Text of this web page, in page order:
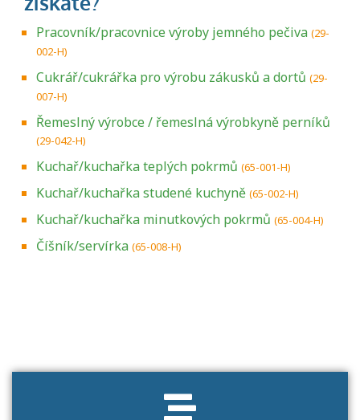
Pracovník/pracovnice výroby jemného pečiva (29-
002-H)
Cukrář/cukrářka pro výrobu zákusků a dortů (29-
007-H)
Řemeslný výrobce / řemeslná výrobkyně perníků
(29-042-H)
Kuchař/kuchařka teplých pokrmů (65-001-H)
Kuchař/kuchařka studené kuchyně (65-002-H)
Kuchař/kuchařka minutkových pokrmů (65-004-H)
Číšník/servírka (65-008-H)
Projděte si seznam profesních kvalifikací.